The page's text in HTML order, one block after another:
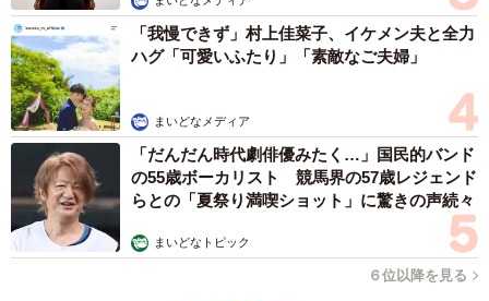
「我慢できず」村上佳菜子、イケメン夫と全力
ハグ「可愛いふたり」「素敵なご夫婦」
まいどなメディア
「だんだん時代劇俳優みたく…」国民的バンド
の55歳ボーカリスト 競馬界の57歳レジェンド
らとの「夏祭り満喫ショット」に驚きの声続々
まいどなトピック
６位以降を見る